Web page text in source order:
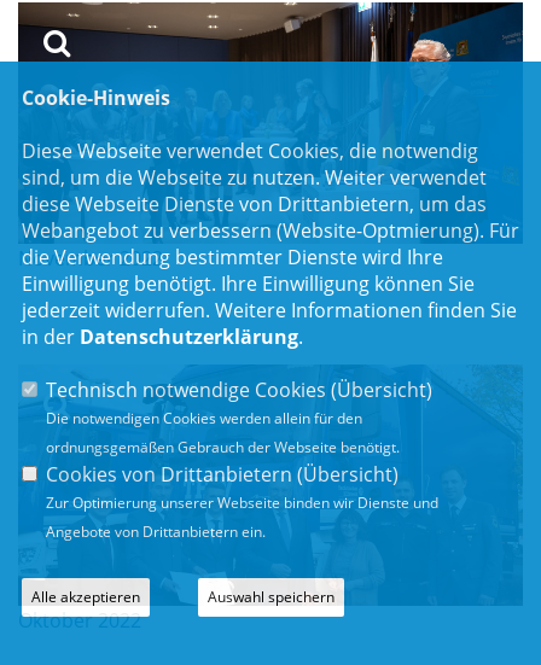
November 2022
Oktober 2022
Cookie-Hinweis
Diese Webseite verwendet Cookies, die notwendig
sind, um die Webseite zu nutzen. Weiter verwendet
diese Webseite Dienste von Drittanbietern, um das
Webangebot zu verbessern (Website-Optmierung). Für
die Verwendung bestimmter Dienste wird Ihre
Einwilligung benötigt. Ihre Einwilligung können Sie
jederzeit widerrufen. Weitere Informationen finden Sie
in der Datenschutzerklärung.
Technisch notwendige Cookies (Übersicht)
Die notwendigen Cookies werden allein für den
ordnungsgemäßen Gebrauch der Webseite benötigt.
Cookies von Drittanbietern (Übersicht)
Zur Optimierung unserer Webseite binden wir Dienste und
Angebote von Drittanbietern ein.
Alle akzeptieren Auswahl speichern